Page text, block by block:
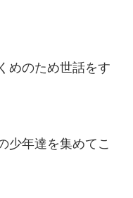
めのため世話をす
少年達を集めてこ